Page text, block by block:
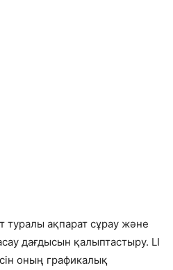
туралы ақпарат сұрау және
дағдысын қалыптастыру. LI
оның графикалық